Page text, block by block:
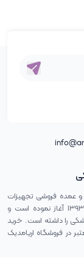
عمده فروشی تجهیزات
پزشکی فعالیت دارد. این مجموعه فعالیت خود را درسال ۱۳۹۳ آغاز نموده است و
را داشته است. خرید
در فروشگاه اریامدیک